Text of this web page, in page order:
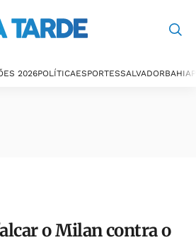
2026POLÍTICAESPORTESSALVADORBAHIA
o Milan contra o